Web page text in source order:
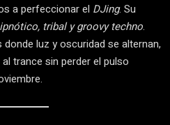
a perfeccionar el DJing. Su
tribal y groovy techno.
luz y oscuridad se alternan,
trance sin perder el pulso